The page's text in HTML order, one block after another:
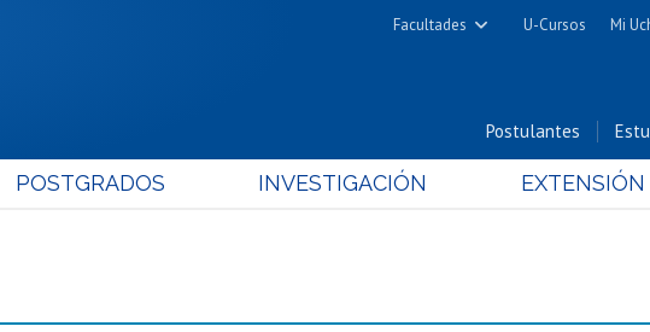
Facultades
Cs. Físicas y Matemáticas
Cs. Químicas y Farmacéuticas
U-Cursos Mi
Postulantes
POSTGRADOS INVESTIGACIÓN EXTENSIÓN